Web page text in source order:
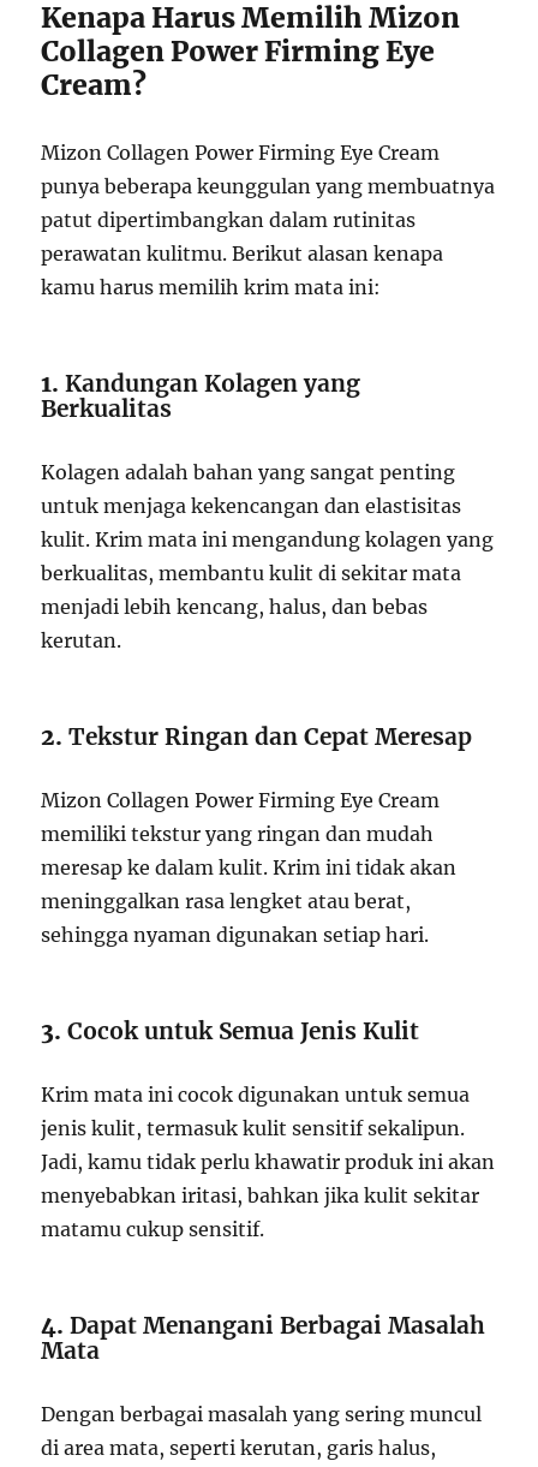
Kenapa Harus Memilih Mizon
Collagen Power Firming Eye
Cream?
Mizon Collagen Power Firming Eye Cream
punya beberapa keunggulan yang membuatnya
patut dipertimbangkan dalam rutinitas
perawatan kulitmu. Berikut alasan kenapa
kamu harus memilih krim mata ini:
1.Kandungan Kolagen yang
Berkualitas
Kolagen adalah bahan yang sangat penting
untuk menjaga kekencangan dan elastisitas
kulit. Krim mata ini mengandung kolagen yang
berkualitas, membantu kulit di sekitar mata
menjadi lebih kencang, halus, dan bebas
kerutan.
2.Tekstur Ringan dan Cepat Meresap
Mizon Collagen Power Firming Eye Cream
memiliki tekstur yang ringan dan mudah
meresap ke dalam kulit. Krim ini tidak akan
meninggalkan rasa lengket atau berat,
sehingga nyaman digunakan setiap hari.
3.Cocok untuk Semua Jenis Kulit
Krim mata ini cocok digunakan untuk semua
jenis kulit, termasuk kulit sensitif sekalipun.
Jadi, kamu tidak perlu khawatir produk ini akan
menyebabkan iritasi, bahkan jika kulit sekitar
matamu cukup sensitif.
4.Dapat Menangani Berbagai Masalah
Mata
Dengan berbagai masalah yang sering muncul
di area mata, seperti kerutan, garis halus,